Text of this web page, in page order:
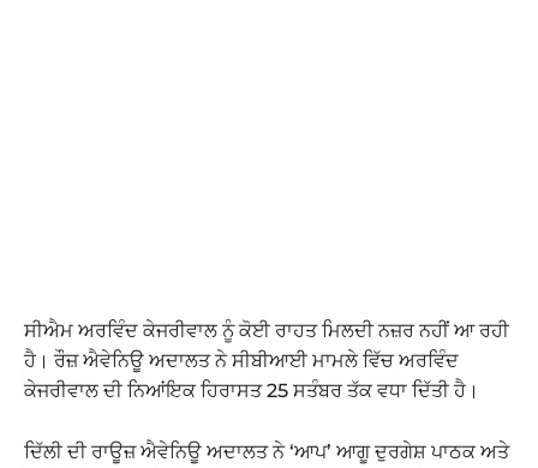
ਸੀਐਮ ਅਰਵਿੰਦ ਕੇਜਰੀਵਾਲ ਨੂੰ ਕੋਈ ਰਾਹਤ ਮਿਲਦੀ ਨਜ਼ਰ ਨਹੀਂ ਆ ਰਹੀ
ਹੈ। ਰੌਜ਼ ਐਵੇਨਿਊ ਅਦਾਲਤ ਨੇ ਸੀਬੀਆਈ ਮਾਮਲੇ ਵਿੱਚ ਅਰਵਿੰਦ
ਕੇਜਰੀਵਾਲ ਦੀ ਨਿਆਂਇਕ ਹਿਰਾਸਤ 25 ਸਤੰਬਰ ਤੱਕ ਵਧਾ ਦਿੱਤੀ ਹੈ।
ਦਿੱਲੀ ਦੀ ਰਾਊਜ਼ ਐਵੇਨਿਊ ਅਦਾਲਤ ਨੇ ‘ਆਪ’ ਆਗੂ ਦੁਰਗੇਸ਼ ਪਾਠਕ ਅਤੇ